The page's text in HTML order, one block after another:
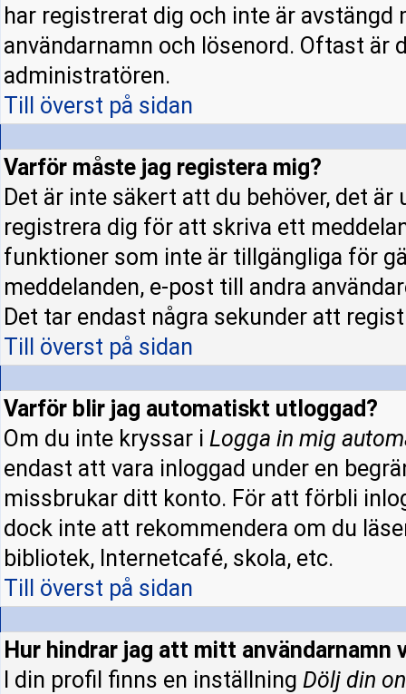
har registrerat dig och inte är
användarnamn och lösenord. Oftast
administratören.
Till överst på sidan
Varför måste jag registera mig?
Det är inte säkert att du behöver, det
registrera dig för att skriva ett
funktioner som inte är tillgängliga för
meddelanden, e-post till andra
Det tar endast några sekunder att
Till överst på sidan
Varför blir jag automatiskt utloggad?
Om du inte kryssar i Logga in mig
endast att vara inloggad under en
missbrukar ditt konto. För att förbli
dock inte att rekommendera om du
bibliotek, Internetcafé, skola, etc.
Till överst på sidan
Hur hindrar jag att mitt användarnamn
I din profil finns en inställning Dölj din